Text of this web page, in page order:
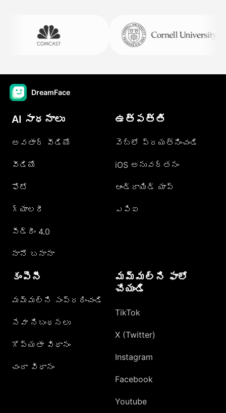
DreamFace
AI సాధనాలు
అవతార్ వీడియో
వీడియో
ఫోటో
గ్యాలరీ
సీడ్రీం 4.0
నానో బనానా
ఉత్పత్తి
వెబ్లో ప్రయత్నించండి
iOS అనువర్తనం
ఆండ్రాయిడ్ యాప్
ఎపిఐ
కంపెనీ
మమ్మల్ని సంప్రదించండి
సేవా నిబంధనలు
గోప్యతా విధానం
చందా విధానం
మమ్మల్ని ఫాలో
చేయండి
TikTok
X (Twitter)
Instagram
Facebook
Youtube